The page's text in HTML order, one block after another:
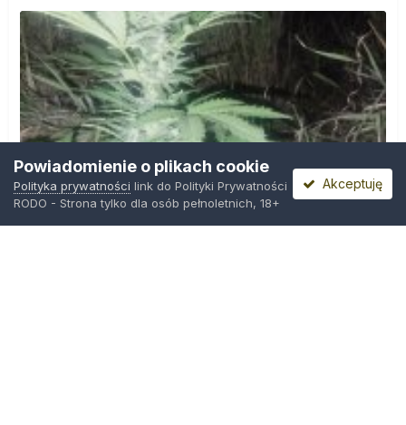
Powiadomienie o plikach cookie
Polityka prywatności link do Polityki Prywatności
RODO - Strona tylko dla osób pełnoletnich, 18+
Akceptuję